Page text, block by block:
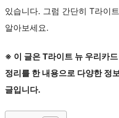
있습니다. 그럼 간단히 T라이
알아보세요.
※ 이 글은 T라이트 뉴 우리카
정리를 한 내용으로 다양한 정
글입니다.